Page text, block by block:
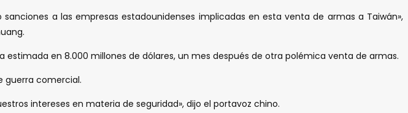
a las empresas estadounidenses implicadas en esta venta de armas a Taiwán»,
en 8.000 millones de dólares, un mes después de otra polémica venta de armas.
guerra comercial.
intereses en materia de seguridad», dijo el portavoz chino.